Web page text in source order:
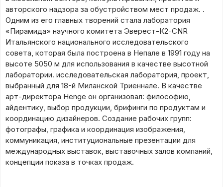
авторского надзора за обустройством мест продаж. .
Одним из его главных творений стала лаборатория
«Пирамида» научного комитета Эверест-К2-CNR
Итальянского национального исследовательского
совета, которая была построена в Непале в 1991 году на
высоте 5050 м для использования в качестве высотной
лаборатории. исследовательская лаборатория, проект,
выбранный для 18-й Миланской Триеннале. В качестве
арт-директора Henge он организовал: философию,
айдентику, выбор продукции, брифинги по продуктам и
координацию дизайнеров. Создание рабочих групп:
фотографы, графика и координация изображения,
коммуникация, институциональные презентации для
международных выставок, выставочных залов компаний,
концепции показа в точках продаж.